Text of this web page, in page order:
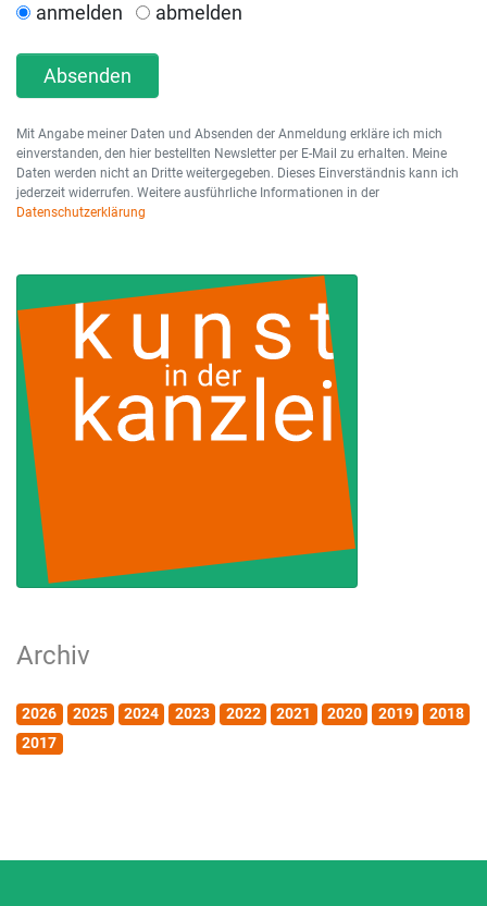
anmelden abmelden
Absenden
Mit Angabe meiner Daten und Absenden der Anmeldung erkläre ich mich
einverstanden, den hier bestellten Newsletter per E-Mail zu erhalten. Meine
Daten werden nicht an Dritte weitergegeben. Dieses Einverständnis kann ich
jederzeit widerrufen. Weitere ausführliche Informationen in der
Datenschutzerklärung
Archiv
2026 2025 2024 2023 2022 2021 2020 2019
2018
2017